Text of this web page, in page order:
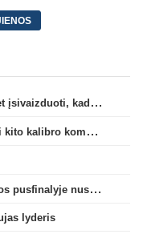
M. Capanas: „Prieš pusmetį negalėjau net įsivaizduoti, kad žaisime prieš „Hajduk“
A. Skerla prieš dvikovą su „Hajduk“: „Tai kito kalibro komanda“
Persvaros neišsaugojusi „Gintra“ atrankos pusfinalyje nusileido Škotijos čempionėms
lyderis